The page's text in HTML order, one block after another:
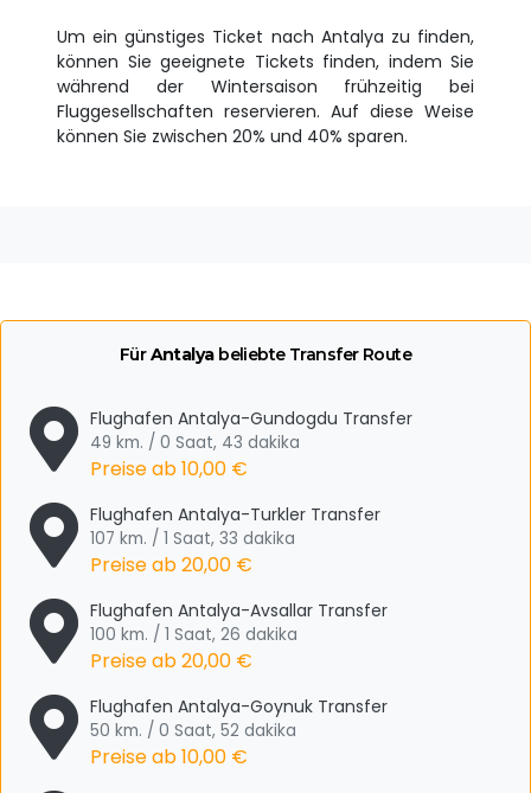
Um ein günstiges Ticket nach Antalya zu finden,
können Sie geeignete Tickets finden, indem Sie
während der Wintersaison frühzeitig bei
Fluggesellschaften reservieren. Auf diese Weise
können Sie zwischen 20% und 40% sparen.
FürAntalyabeliebte Transfer Route
Flughafen Antalya-Gundogdu Transfer
49 km. / 0 Saat, 43 dakika
Preise ab10,00 €
Flughafen Antalya-Turkler Transfer
107 km. / 1 Saat, 33 dakika
Preise ab20,00 €
Flughafen Antalya-Avsallar Transfer
100 km. / 1 Saat, 26 dakika
Preise ab20,00 €
Flughafen Antalya-Goynuk Transfer
50 km. / 0 Saat, 52 dakika
Preise ab10,00 €